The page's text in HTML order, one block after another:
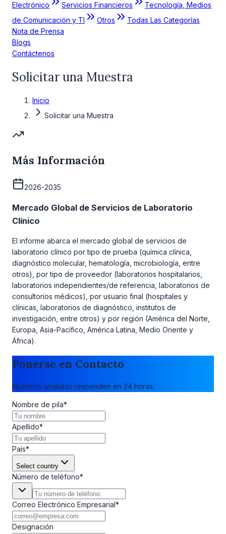
Electrónico
Servicios Financieros
Tecnología, Medios
de Comunicación y TI
Otros
Todas Las Categorías
Nota de Prensa
Blogs
Contáctenos
Solicitar una Muestra
Inicio
Solicitar una Muestra
Más Información
2026-2035
Mercado Global de Servicios de Laboratorio
Clínico
El informe abarca el mercado global de servicios de
laboratorio clínico por tipo de prueba (química clínica,
diagnóstico molecular, hematología, microbiología, entre
otros), por tipo de proveedor (laboratorios hospitalarios,
laboratorios independientes/de referencia, laboratorios de
consultorios médicos), por usuario final (hospitales y
clínicas, laboratorios de diagnóstico, institutos de
investigación, entre otros) y por región (América del Norte,
Europa, Asia-Pacífico, América Latina, Medio Oriente y
África).
Ponerse en Contacto
Nuestros analistas responden en 24 horas.
Nombre de pila*
Apellido*
País*
Select country
Número de teléfono*
Correo Electrónico Empresarial*
Designación